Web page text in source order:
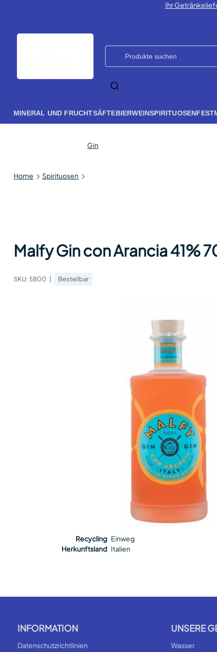
Ihr
MINERAL UND FRUCHTSÄFTEBIERWEINSPIRITUOSEN
Home Spirituosen
Gin
Malfy Gin con Arancia 41%
SKU: 5800 Bestellbar
Recycling Einweg
Herkunftsland Italien
INFORMATION
Datenschutzrichtlinien
UNSERE
Wasser